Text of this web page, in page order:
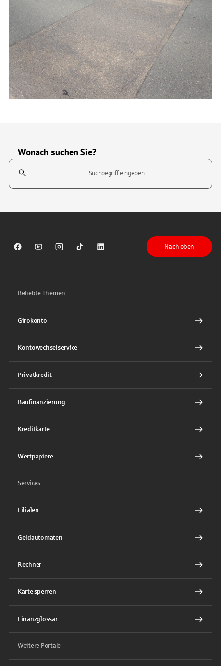
Wonach suchen Sie?
Suchfeld
Sparkasse auf Facebook
Sparkasse auf Youtube
Sparkasse auf Instagram
Sparkasse auf TikTok
Sparkasse auf LinkedIn
Nach oben
Beliebte Themen
Girokonto
Kontowechselservice
Privatkredit
Baufinanzierung
Kreditkarte
Wertpapiere
Services
Filialen
Geldautomaten
Rechner
Karte sperren
Finanzglossar
Weitere Portale